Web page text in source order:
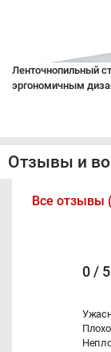
Ленточнопильный
эргономичным
Отзывы и
Все отзывы
0 / 5
Плохо